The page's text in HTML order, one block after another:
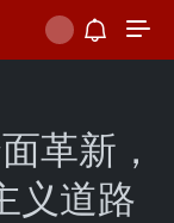
革新，
义道路